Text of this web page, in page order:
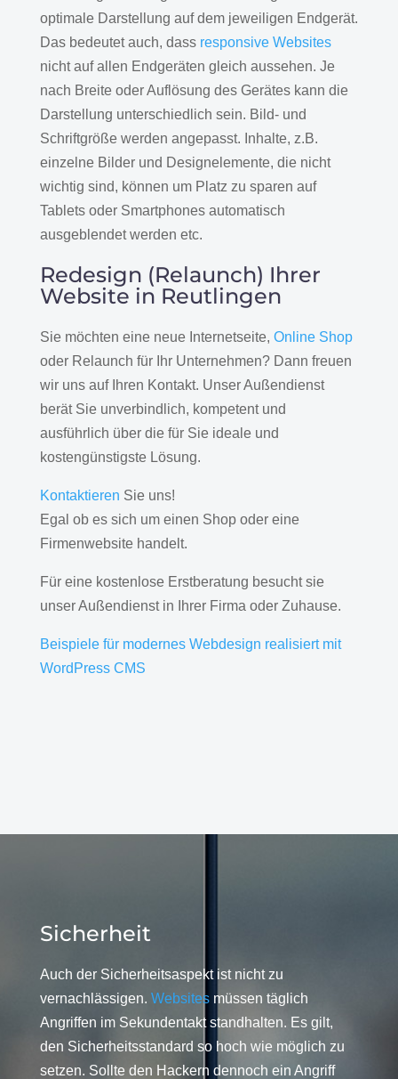
optimale Darstellung auf dem jeweiligen Endgerät.
Das bedeutet auch, dass responsive Websites
nicht auf allen Endgeräten gleich aussehen. Je
nach Breite oder Auflösung des Gerätes kann die
Darstellung unterschiedlich sein. Bild- und
Schriftgröße werden angepasst. Inhalte, z.B.
einzelne Bilder und Designelemente, die nicht
wichtig sind, können um Platz zu sparen auf
Tablets oder Smartphones automatisch
ausgeblendet werden etc.
Redesign (Relaunch) Ihrer
Website in Reutlingen
Sie möchten eine neue Internetseite, Online Shop
oder Relaunch für Ihr Unternehmen? Dann freuen
wir uns auf Ihren Kontakt. Unser Außendienst
berät Sie unverbindlich, kompetent und
ausführlich über die für Sie ideale und
kostengünstigste Lösung.
Kontaktieren Sie uns!
Egal ob es sich um einen Shop oder eine
Firmenwebsite handelt.
Für eine kostenlose Erstberatung besucht sie
unser Außendienst in Ihrer Firma oder Zuhause.
Beispiele für modernes Webdesign realisiert mit
WordPress CMS
Sicherheit
Auch der Sicherheitsaspekt ist nicht zu
vernachlässigen. Websitesmüssen täglich
Angriffen im Sekundentakt standhalten. Es gilt,
den Sicherheitsstandard so hoch wie möglich zu
setzen. Sollte den Hackern dennoch ein Angriff